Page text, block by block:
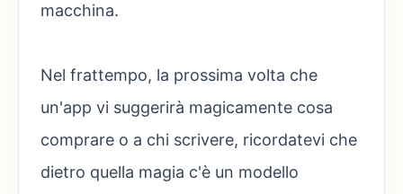
macchina.
Nel frattempo, la prossima volta che
un'app vi suggerirà magicamente cosa
comprare o a chi scrivere, ricordatevi che
dietro quella magia c'è un modello